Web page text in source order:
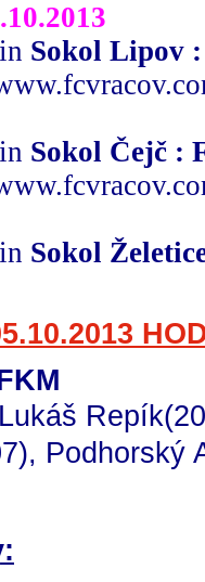
Sokol Lipov
Sokol Čejč :
Sokol
Lukáš
Podhorský